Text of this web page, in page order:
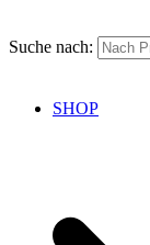
Suche nach:
SHOP